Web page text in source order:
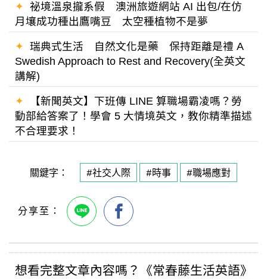
✦ 祕境溫泉攏系假 澳洲旅遊網站 AI 出包/在仿
月壤成功種出鷹嘴豆 太空種植物不是夢
✦ 瑞典式生活 自然文化是藥 保持距離是禮 A
Swedish Approach to Rest and Recovery(全英文
講解)
✦
【新聞英文】下班傳 LINE 算職場霸凌嗎？勞
動部給答案了！學會 5 大情境英文，教你精準描述
不合理要求！
關鍵字： #社交人際 #時事 #職場應對
想看完整文章內容嗎？《常春藤生活英語》